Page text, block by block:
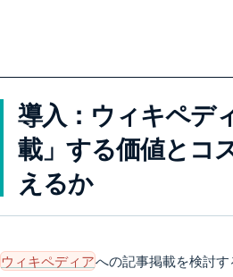
導入：ウィキペデ
載」する価値とコ
えるか
ウィキペディアへの記事掲載を検討